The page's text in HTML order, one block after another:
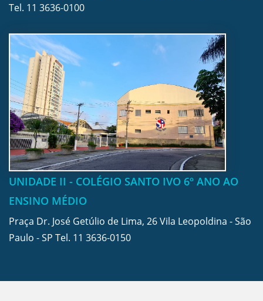
Tel. 11 3636-0100
UNIDADE II - COLÉGIO SANTO IVO 6º ANO AO
ENSINO MÉDIO
Praça Dr. José Getúlio de Lima, 26 Vila Leopoldina - São
Paulo - SP Tel. 11 3636-0150